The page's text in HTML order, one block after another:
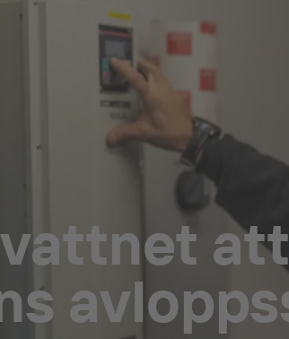
vattnet